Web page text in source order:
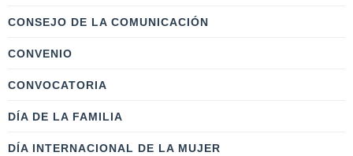
CONSEJO DE LA COMUNICACIÓN
CONVENIO
CONVOCATORIA
DÍA DE LA FAMILIA
DÍA INTERNACIONAL DE LA MUJER